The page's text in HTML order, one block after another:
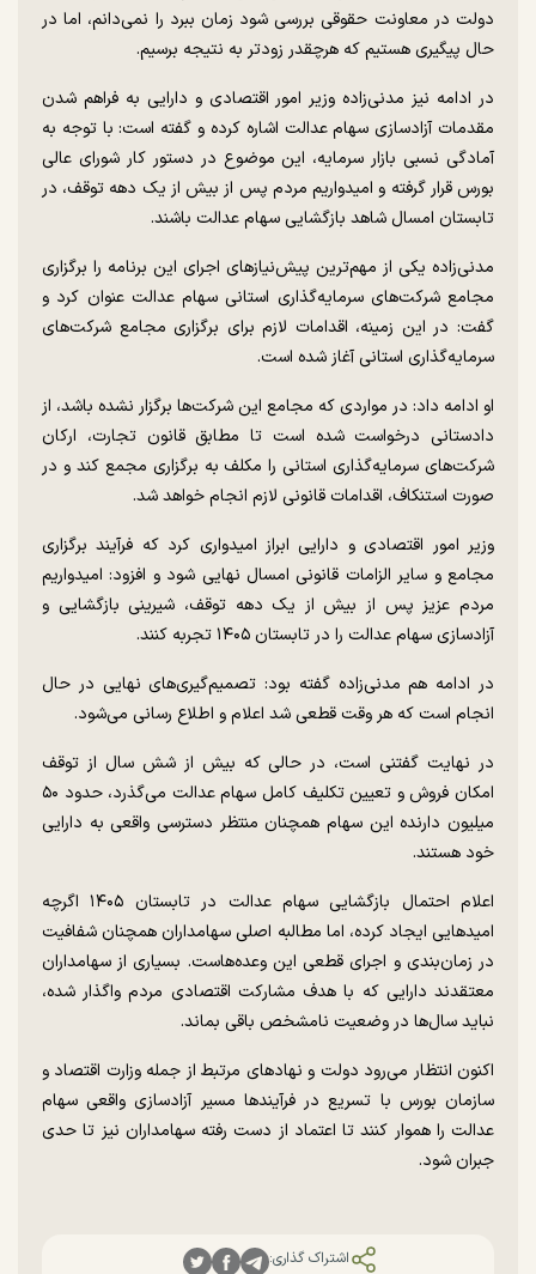
دولت در معاونت حقوقی بررسی شود زمان ببرد را نمی‌دانم، اما در
حال پیگیری هستیم که هرچقدر زودتر به نتیجه برسیم.
در ادامه نیز مدنی‌زاده وزیر امور اقتصادی و دارایی به فراهم شدن
مقدمات آزادسازی سهام عدالت اشاره کرده و گفته است: با توجه به
آمادگی نسبی بازار سرمایه، این موضوع در دستور کار شورای عالی
بورس قرار گرفته و امیدواریم مردم پس از بیش از یک دهه توقف، در
تابستان امسال شاهد بازگشایی سهام عدالت باشند.
مدنی‌زاده یکی از مهم‌ترین پیش‌نیاز‌های اجرای این برنامه را برگزاری
مجامع شرکت‌های سرمایه‌گذاری استانی سهام عدالت عنوان کرد و
گفت: در این زمینه، اقدامات لازم برای برگزاری مجامع شرکت‌های
سرمایه‌گذاری استانی آغاز شده است.
او ادامه داد: در مواردی که مجامع این شرکت‌ها برگزار نشده باشد، از
دادستانی درخواست شده است تا مطابق قانون تجارت، ارکان
شرکت‌های سرمایه‌گذاری استانی را مکلف به برگزاری مجمع کند و در
صورت استنکاف، اقدامات قانونی لازم انجام خواهد شد.
وزیر امور اقتصادی و دارایی ابراز امیدواری کرد که فرآیند برگزاری
مجامع و سایر الزامات قانونی امسال نهایی شود و افزود: امیدواریم
مردم عزیز پس از بیش از یک دهه توقف، شیرینی بازگشایی و
آزادسازی سهام عدالت را در تابستان ۱۴۰۵ تجربه کنند.
در ادامه هم مدنی‌زاده گفته بود: تصمیم‌گیری‌های نهایی در حال
انجام است که هر وقت قطعی شد اعلام و اطلاع رسانی می‌شود.
در نهایت گفتنی است، در حالی که بیش از شش سال از توقف
امکان فروش و تعیین تکلیف کامل سهام عدالت می‌گذرد، حدود ۵۰
میلیون دارنده این سهام همچنان منتظر دسترسی واقعی به دارایی
خود هستند.
اعلام احتمال بازگشایی سهام عدالت در تابستان ۱۴۰۵ اگرچه
امید‌هایی ایجاد کرده، اما مطالبه اصلی سهامداران همچنان شفافیت
در زمان‌بندی و اجرای قطعی این وعده‌هاست. بسیاری از سهامداران
معتقدند دارایی که با هدف مشارکت اقتصادی مردم واگذار شده،
نباید سال‌ها در وضعیت نامشخص باقی بماند.
اکنون انتظار می‌رود دولت و نهاد‌های مرتبط از جمله وزارت اقتصاد و
سازمان بورس با تسریع در فرآیند‌ها مسیر آزادسازی واقعی سهام
عدالت را هموار کنند تا اعتماد از دست رفته سهامداران نیز تا حدی
جبران شود.
اشتراک گذاری: